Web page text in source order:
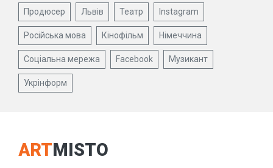
Продюсер Львів Театр Instagram
Російська мова Кінофільм Німеччина
Соціальна мережа Facebook Музикант
Укрінформ
ARTMISTO